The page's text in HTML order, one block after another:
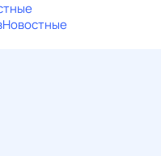
Новостные